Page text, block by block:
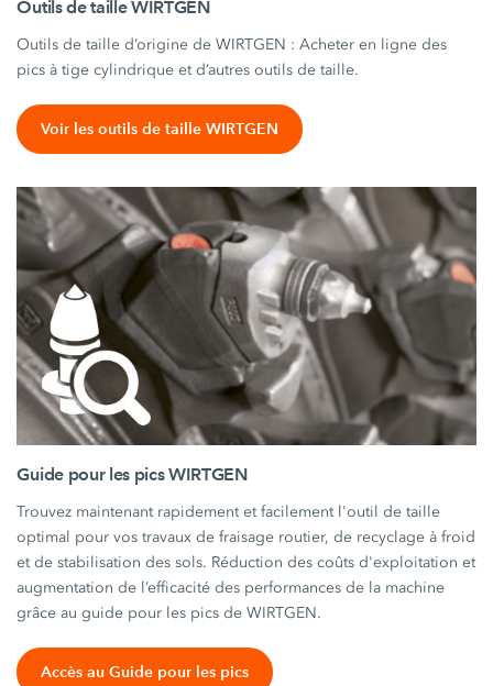
Outils de taille WIRTGEN
Outils de taille d’origine de WIRTGEN : Acheter en ligne des
pics à tige cylindrique et d’autres outils de taille.
Voir les outils de taille WIRTGEN
Guide pour les pics WIRTGEN
Trouvez maintenant rapidement et facilement l'outil de taille
optimal pour vos travaux de fraisage routier, de recyclage à froid
et de stabilisation des sols. Réduction des coûts d'exploitation et
augmentation de l’efficacité des performances de la machine
grâce au guide pour les pics de WIRTGEN.
Accès au Guide pour les pics